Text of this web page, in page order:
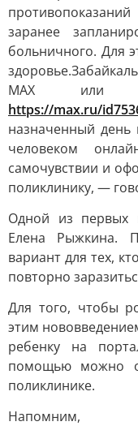
заранее
больничного. Для
МАХ или
https://max.ru/
назначенный день
человеком
самочувствии и
поликлинику, —
Одной из первых
Елена Рыжкина.
вариант для тех,
повторно
Для того, чтобы
этим
ребенку на
помощью можно
поликлинике.
Напомним,